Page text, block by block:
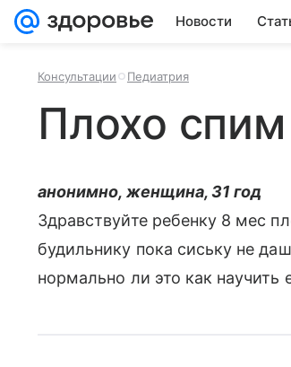
Новости
Консультации Педиатрия
Плохо
анонимно, женщина, 31 год
Здравствуйте ребенку 8 мес
будильнику пока сиську не
нормально ли это как научить